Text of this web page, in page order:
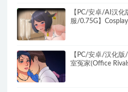
【PC/安卓/AI汉
服/0.75G】
【PC/安卓/汉化
室冤家(Office